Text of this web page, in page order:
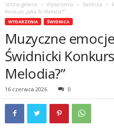
Strona główna Wydarzenia Świdnica
Konkurs „Jaka To Melodia?”
WYDARZENIA ŚWIDNICA
Muzyczne
Świdnicki Konkurs
Melodia?”
16 czerwca 2026 0